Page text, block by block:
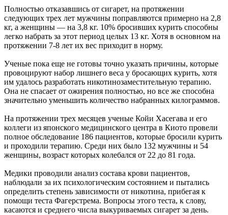
Полностью отказавшись от сигарет, на протяжении
следующих трех лет мужчины поправляются примерно на 2,8
кг, а женщины — на 3,8 кг. 10% бросивших курить способны
легко набрать за этот период целых 13 кг. Хотя в основном на
протяжении 7-8 лет их вес приходит в норму.
Ученые пока еще не готовы точно указать причины, которые
провоцируют набор лишнего веса у бросающих курить, хотя
им удалось разработать никотинозаместительную терапию.
Она не спасает от ожирения полностью, но все же способна
значительно уменьшить количество набранных килограммов.
На протяжении трех месяцев ученые Койи Хасегава и его
коллеги из японского медицинского центра в Киото провели
полное обследование 186 пациентов, которые бросили курить
и проходили терапию. Среди них было 132 мужчины и 54
женщины, возраст которых колебался от 22 до 81 года.
Медики проводили анализ состава крови пациентов,
наблюдали за их психологическим состоянием и пытались
определить степень зависимости от никотина, прибегая к
помощи теста Фагерстрема. Вопросы этого теста, к слову,
касаются и среднего числа выкуриваемых сигарет за день.